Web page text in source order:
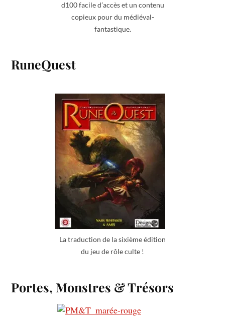
d100 facile d’accès et un contenu
copieux pour du médiéval-
fantastique.
RuneQuest
La traduction de la sixième édition
du jeu de rôle culte !
Portes, Monstres & Trésors